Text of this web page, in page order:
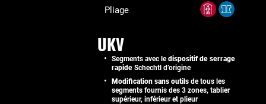
Pliage
UKV
Segments avec ledispositif de serrage
rapide Schechtl d’origine
Modification sans outils de tous les
segments fournis des 3 zones, tablier
supérieur, inférieur et plieur